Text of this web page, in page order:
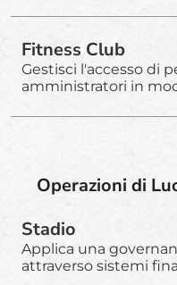
Fitness Club
Gestisci l'accesso di
amministratori in
Operazioni di
Stadio
Applica una
attraverso sistemi